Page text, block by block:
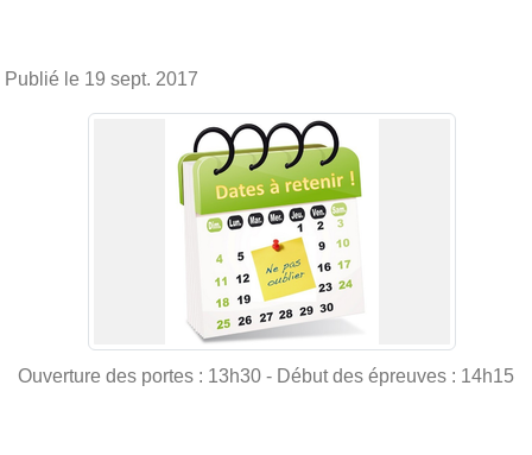
Publié le 19 sept. 2017
Ouverture des portes : 13h30 - Début des épreuves : 14h15